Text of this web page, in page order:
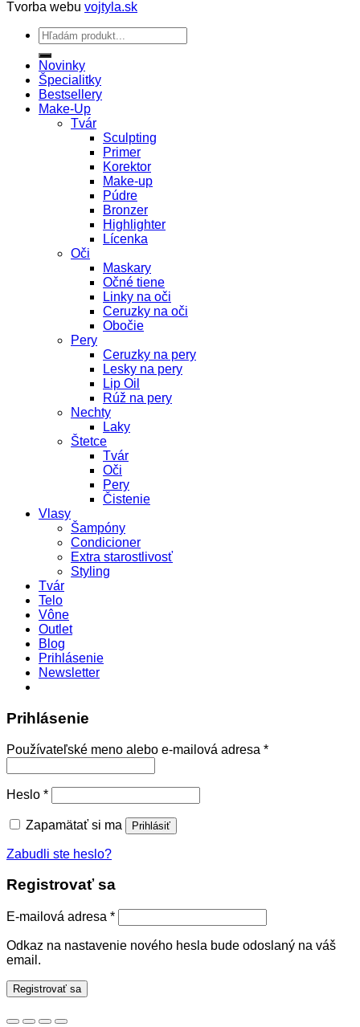
Tvorba webu vojtyla.sk
Hľadať:
Novinky
Špecialitky
Bestsellery
Make-Up
Tvár
Sculpting
Primer
Korektor
Make-up
Púdre
Bronzer
Highlighter
Lícenka
Oči
Maskary
Očné tiene
Linky na oči
Ceruzky na oči
Obočie
Pery
Ceruzky na pery
Lesky na pery
Lip Oil
Rúž na pery
Nechty
Laky
Štetce
Tvár
Oči
Pery
Čistenie
Vlasy
Šampóny
Condicioner
Extra starostlivosť
Styling
Tvár
Telo
Vône
Outlet
Blog
Prihlásenie
Newsletter
Prihlásenie
Používateľské meno alebo e-mailová adresa *Povinné
Heslo *Povinné
Zapamätať si ma Prihlásiť
Zabudli ste heslo?
Registrovať sa
E-mailová adresa *Povinné
Odkaz na nastavenie nového hesla bude odoslaný na váš
email.
Registrovať sa